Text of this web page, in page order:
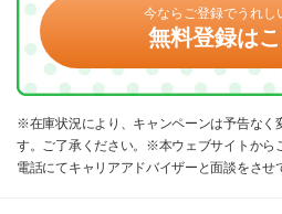
今ならご登録でうれし
無料登録は
※在庫状況により、キャンペーンは予告なく
す。ご了承ください。※本ウェブサイトから
電話にてキャリアアドバイザーと面談をさせ